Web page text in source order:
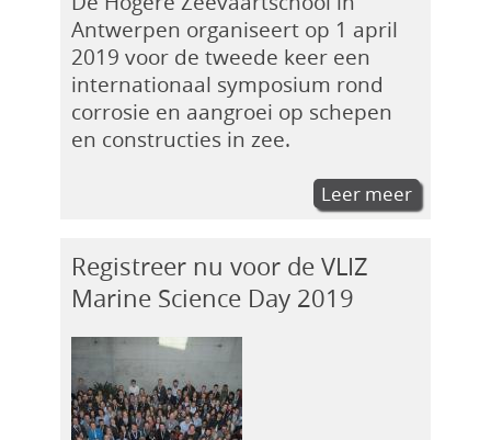
Antwerpen organiseert op 1 april
2019 voor de tweede keer een
internationaal symposium rond
corrosie en aangroei op schepen
en constructies in zee.
Leer meer
Registreer nu voor de VLIZ
Marine Science Day 2019